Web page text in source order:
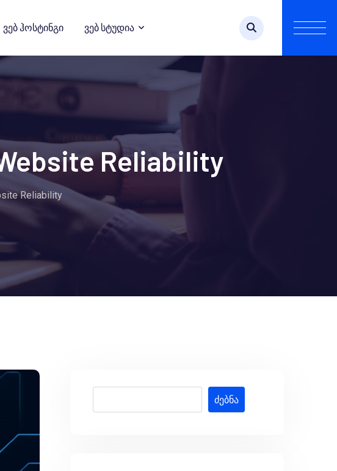
Ვებ Ჰოსტინგი Ვებ Სტუდია
Reliability
Reliability
ძებნა